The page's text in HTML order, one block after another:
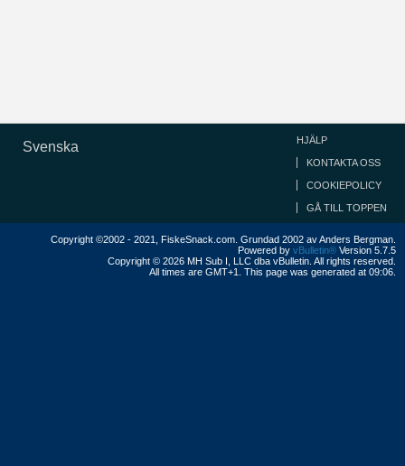
Svenska HJÄLP
KONTAKTA OSS
COOKIEPOLICY
GÅ TILL TOPPEN
Copyright ©2002 - 2021, FiskeSnack.com. Grundad 2002 av Anders Bergman.
Powered by vBulletin® Version 5.7.5
Copyright © 2026 MH Sub I, LLC dba vBulletin. All rights reserved.
All times are GMT+1. This page was generated at 09:06.